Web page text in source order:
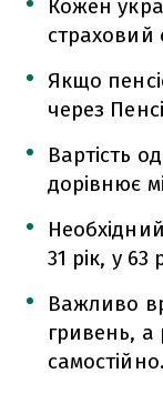
Кожен
страховий
Якщо
через
Вартість
дорівнює
31 рік, у 63
Важливо
гривень, а
самостійно.